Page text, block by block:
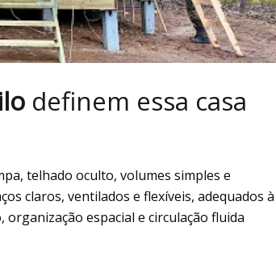
definem essa casa
telhado oculto, volumes simples e
claros, ventilados e flexíveis, adequados à
espacial e circulação fluida